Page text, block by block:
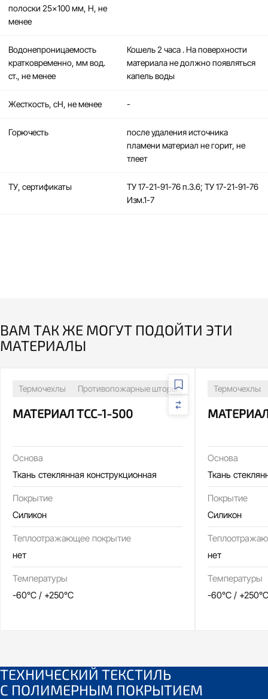
полоски 25×100 мм, Н, не
менее
Водонепроницаемость
кратковременно, мм вод.
ст., не менее
Кошель 2 часа . На поверхности
материала не должно появляться
капель воды
Жесткость, сН, не менее -
Горючесть
после удаления источника
пламени материал не горит, не
тлеет
ТУ, сертификаты
ТУ 17-21-91-76 п.3.6; ТУ 17-21-91-76
Изм.1-7
ВАМ ТАК ЖЕ МОГУТ ПОДОЙТИ ЭТИ
МАТЕРИАЛЫ
Термочехлы Противопожарные шторы Сварочные посты
МАТЕРИАЛ ТСС-1-500
Основа
Ткань стеклянная конструкционная
Покрытие
Силикон
Теплоотражающее покрытие
нет
Температуры
-60°C / +250°C
Термочехлы
Основа
Ткань
Покрытие
Силикон
нет
Температуры
-60°C /
ТЕХНИЧЕСКИЙ ТЕКСТИЛЬ
С ПОЛИМЕРНЫМ ПОКРЫТИЕМ